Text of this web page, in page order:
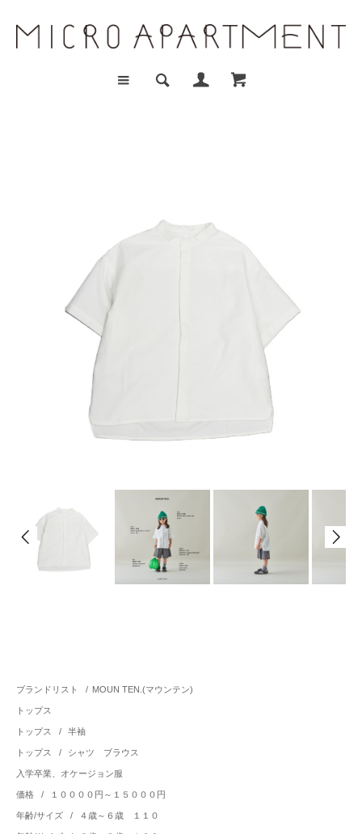
ブランドリスト / MOUN TEN.(マウンテン)
トップス
トップス / 半袖
トップス / シャツ ブラウス
入学卒業、オケージョン服
価格 / １００００円～１５０００円
年齢/サイズ / ４歳～６歳 １１０